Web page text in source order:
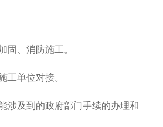
固、消防施工。
工单位对接。
涉及到的政府部门手续的办理和